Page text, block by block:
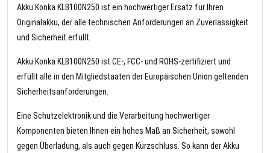
Akku Konka KLB100N250 ist ein hochwertiger Ersatz für Ihren
Originalakku, der alle technischen Anforderungen an Zuverlässigkeit
und Sicherheit erfüllt.
Akku Konka KLB100N250 ist CE-, FCC- und ROHS-zertifiziert und
erfüllt alle in den Mitgliedstaaten der Europäischen Union geltenden
Sicherheitsanforderungen.
Eine Schutzelektronik und die Verarbeitung hochwertiger
Komponenten bieten Ihnen ein hohes Maß an Sicherheit, sowohl
gegen Überladung, als auch gegen Kurzschluss. So kann der Akku